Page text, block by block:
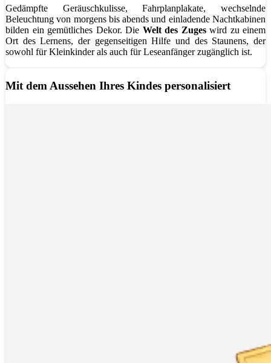
Gedämpfte Geräuschkulisse, Fahrplanplakate, wechselnde
Beleuchtung von morgens bis abends und einladende Nachtkabinen
bilden ein gemütliches Dekor. Die Welt des Zugeswird zu einem
Ort des Lernens, der gegenseitigen Hilfe und des Staunens, der
sowohl für Kleinkinder als auch für Leseanfänger zugänglich ist.
Mit dem Aussehen Ihres Kindes personalisiert